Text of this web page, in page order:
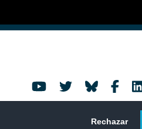
Rechazar